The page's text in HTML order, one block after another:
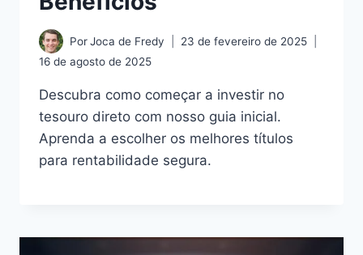
PorJoca de Fredy
23 de fevereiro de 2025
16 de agosto de 2025
Descubra como começar a investir no
tesouro direto com nosso guia inicial.
Aprenda a escolher os melhores títulos
para rentabilidade segura.